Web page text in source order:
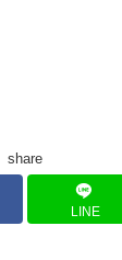
share
LINE